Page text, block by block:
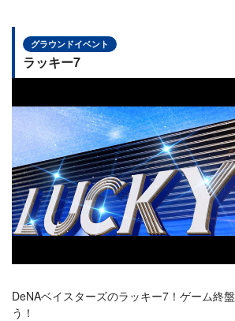
グラウンドイベント
ラッキー7
DeNAベイスターズのラッキー7！ゲーム終
う！